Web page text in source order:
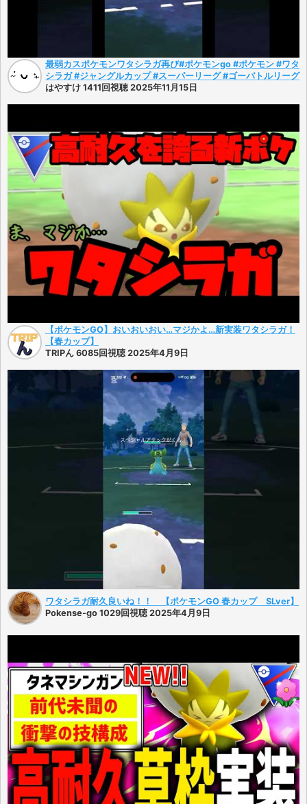
最弱カスポケモンワタシラガ再び#ポケモンgo #ポケモン #ワタ
シラガ #ジャングルカップ #スーパーリーグ #ゴーバトルリーグ
はやすけ 1411回視聴 2025年11月15日
【ポケモンGO】おいおいおい…マジかよ…新実装ワタシラガ！
【春カップ】
TRIPん 6085回視聴 2025年4月9日
ワタシラガ耐久良いね！！ 【ポケモンGO 春カップ SLver】
Pokense-go 1029回視聴 2025年4月9日